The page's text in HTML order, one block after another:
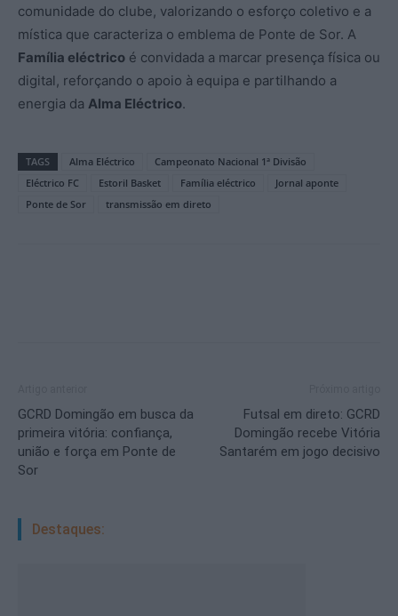
comunidade do clube, valorizando o esforço coletivo e a
mística que caracteriza o emblema de Ponte de Sor. A
Família eléctrico é convidada a marcar presença física ou
digital, reforçando o apoio à equipa e partilhando a
energia da Alma Eléctrico.
TAGS Alma Eléctrico
Campeonato Nacional 1ª Divisão
Eléctrico FC
Estoril Basket Família eléctrico
Jornal aponte
Ponte de Sor
transmissão em direto
GCRD Domingão em busca da
primeira vitória: confiança,
união e força em Ponte de
Sor
Futsal em direto: GCRD
Domingão recebe Vitória
Santarém em jogo decisivo
Destaques: